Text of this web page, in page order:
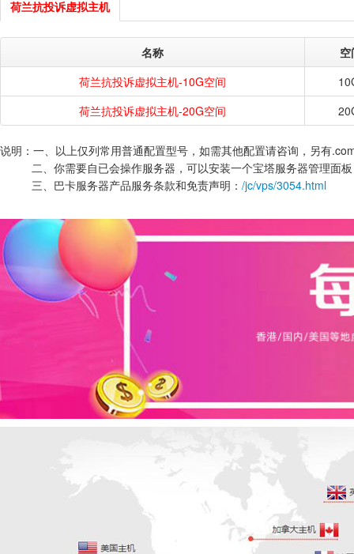
荷兰抗投诉虚拟主机
名称
空
荷兰抗投诉虚拟主机-10G空间
荷兰抗投诉虚拟主机-20G空间
说明：一、以上仅列常用普通配置型号，如需其他配置请咨询，另有
二、你需要自已会操作服务器，可以安装一个宝塔服务器管理面
三、巴卡服务器产品服务条款和免责声明： /jc/vps/3054.html